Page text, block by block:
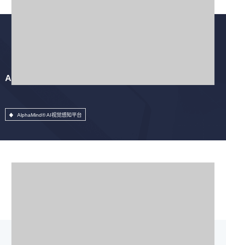
AlphaMind® AI视觉感知平台
AlphaMind® AI视觉感知平台